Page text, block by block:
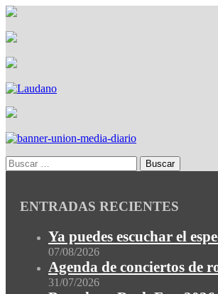
ENTRADAS RECIENTES
Ya puedes escuchar el
07/08/2026
Agenda de conciertos de
31/07/2026